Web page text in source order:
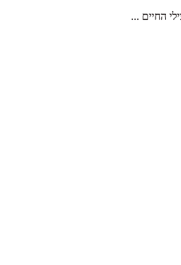
החיים ...